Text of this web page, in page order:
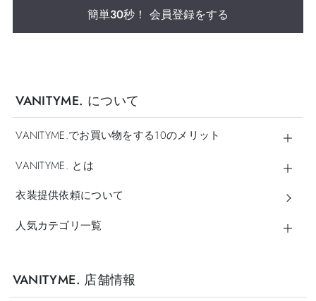
簡単30秒！ 会員登録をする
VANITYME. について
VANITYME.でお買い物をする10のメリット
VANITYME. とは
衣装提供依頼について
人気カテゴリ一覧
VANITYME. 店舗情報